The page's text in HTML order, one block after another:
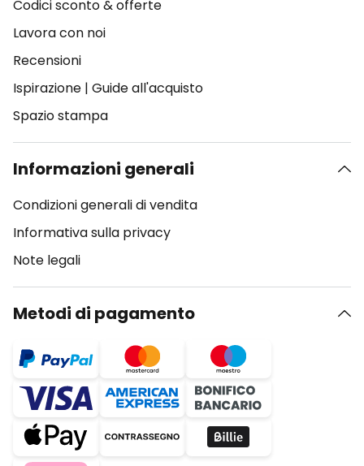
Codici sconto & offerte
Lavora con noi
Recensioni
Ispirazione | Guide all'acquisto
Spazio stampa
Informazioni generali
Condizioni generali di vendita
Informativa sulla privacy
Note legali
Metodi di pagamento